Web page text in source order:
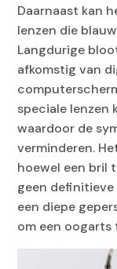
Daarnaast kan
lenzen die
Langdurige
afkomstig van
speciale lenzen
waardoor de
verminderen.
hoewel een bril
geen
een diepe
om een ​​oogarts